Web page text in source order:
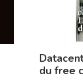
du free